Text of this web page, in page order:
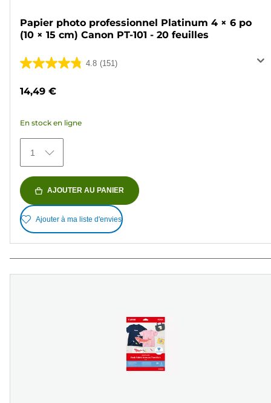
Papier photo professionnel Platinum 4 × 6 po
(10 × 15 cm) Canon PT-101 - 20 feuilles
4.8 (151)
4.8
151
avis
14,49 €
En stock en ligne
1
AJOUTER AU PANIER
Ajouter à ma liste d'envies